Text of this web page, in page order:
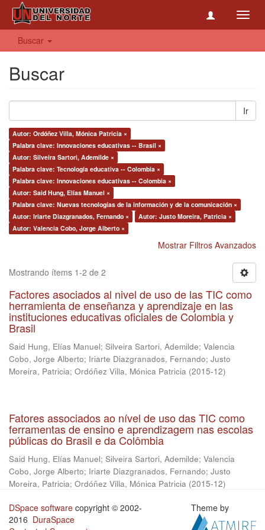
Buscar
Buscar
Ir
Autor: Ordóñez Villa, Mónica Patricia ×
Palabra clave: Innovaciones educativas -- Brasil ×
Autor: Silveira Sartori, Ademilde ×
Palabra clave: Tecnología educativa -- Colombia ×
Palabra clave: Innovaciones educativas -- Colombia ×
Autor: Said Hung, Elías Manuel ×
Palabra clave: Nuevas tecnologías de la información y de la comunicación ×
Autor: Iriarte Diazgranados, Fernando ×
Autor: Justo Moreira, Patricia ×
Autor: Valencia Cobo, Jorge Alberto ×
Mostrar Filtros Avanzados
Mostrando ítems 1-2 de 2
Factores asociados al nivel de uso de las TIC como
herramienta de enseñanza y aprendizaje en las
instituciones educativas oficiales de Colombia y
Brasil
Said Hung, Elías Manuel; Silveira Sartori, Ademilde; Valencia
Cobo, Jorge Alberto; Iriarte Diazgranados, Fernando; Justo
Moreira, Patricia; Ordóñez Villa, Mónica Patricia (2015-12)
Fatores associados ao nível de uso das TIC como
ferramentas de ensino e aprendizagem nas escolas
públicas do Brasil e da Colômbia
Said Hung, Elías Manuel; Silveira Sartori, Ademilde; Valencia
Cobo, Jorge Alberto; Iriarte Diazgranados, Fernando; Justo
Moreira, Patricia; Ordóñez Villa, Mónica Patricia (2015-12)
DSpace software copyright © 2002-
2016 DuraSpace
Theme by